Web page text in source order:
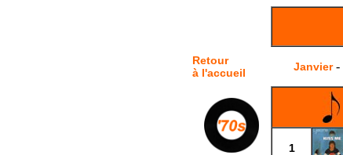
Retour
à l'accueil
Janvier-
1